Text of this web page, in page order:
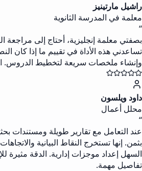
راشيل مارتينيز
معلمة في المدرسة الثانوية
“
بصفتي معلمة إنجليزية، أحتاج إلى مراجعة
تساعدني هذه الأداة في تقييم ما إذا كان
وإنشاء ملخصات سريعة لتخطيط الدروس.
داود ويلسون
محلل أعمال
“
عند التعامل مع تقارير طويلة ومستندات
بثمن. إنها تستخرج النقاط البيانية
السهل إعداد موجزات إدارية. الدقة مثيرة
تفاصيل مهمة.